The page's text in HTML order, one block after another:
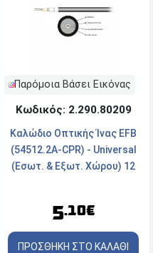
Παρόμοια Βάσει Εικόνας
Κωδικός: 2.290.80209
Καλώδιο Οπτικής Ίνας EFB
(54512.2A-CPR) - Universal
(Εσωτ. & Εξωτ. Χώρου) 12
5.10€
ΠΡΟΣΘΗΚΗ ΣΤΟ ΚΑΛΑΘΙ